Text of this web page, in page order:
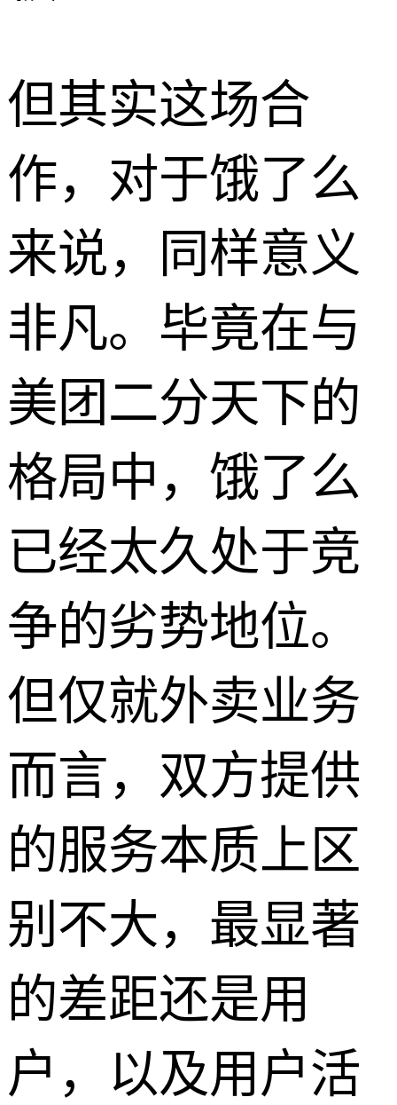
但其实这场合
作，对于饿了么
来说，同样意义
非凡。毕竟在与
美团二分天下的
格局中，饿了么
已经太久处于竞
争的劣势地位。
但仅就外卖业务
而言，双方提供
的服务本质上区
别不大，最显著
的差距还是用
户，以及用户活